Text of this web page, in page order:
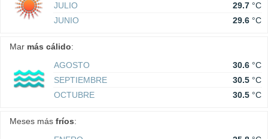
JULIO
29.7 °C
JUNIO
29.6 °C
Mar más cálido:
AGOSTO
30.6 °C
SEPTIEMBRE
30.5 °C
OCTUBRE
30.5 °C
Meses más fríos: